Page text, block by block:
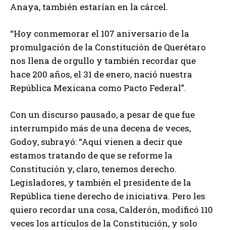
Anaya, también estarían en la cárcel.
“Hoy conmemorar el 107 aniversario de la
promulgación de la Constitución de Querétaro
nos llena de orgullo y también recordar que
hace 200 años, el 31 de enero, nació nuestra
República Mexicana como Pacto Federal”.
Con un discurso pausado, a pesar de que fue
interrumpido más de una decena de veces,
Godoy, subrayó: “Aquí vienen a decir que
estamos tratando de que se reforme la
Constitución y, claro, tenemos derecho.
Legisladores, y también el presidente de la
República tiene derecho de iniciativa. Pero les
quiero recordar una cosa, Calderón, modificó 110
veces los artículos de la Constitución, y solo